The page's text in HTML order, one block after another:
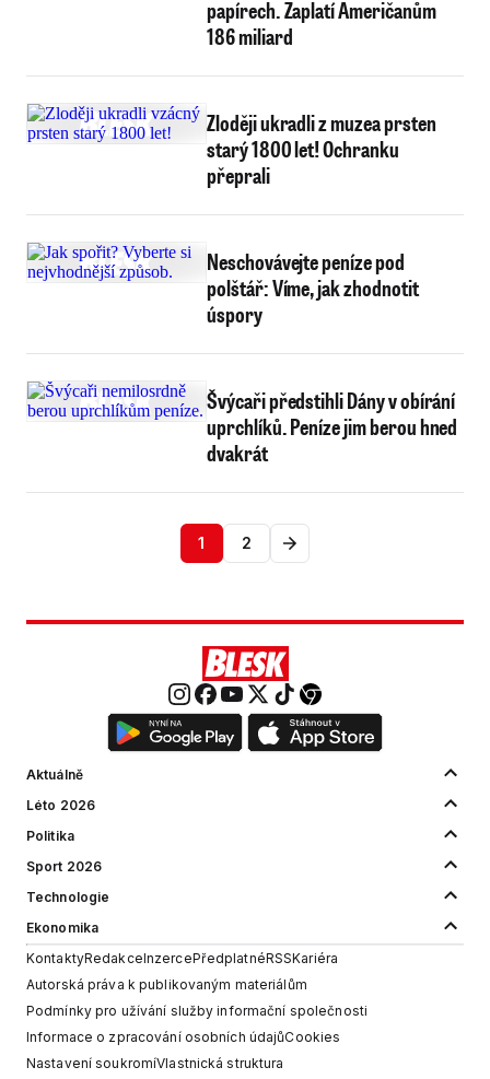
papírech. Zaplatí Američanům
186 miliard
Zloději ukradli z muzea prsten
starý 1800 let! Ochranku
přeprali
Neschovávejte peníze pod
polštář: Víme, jak zhodnotit
úspory
Švýcaři předstihli Dány v obírání
uprchlíků. Peníze jim berou hned
dvakrát
1 2
Aktuálně
Léto 2026
Politika
Sport 2026
Technologie
Ekonomika
KontaktyRedakceInzercePředplatnéRSSKariéra
Autorská práva k publikovaným materiálům
Podmínky pro užívání služby informační společnosti
Informace o zpracování osobních údajůCookies
Nastavení soukromíVlastnická struktura